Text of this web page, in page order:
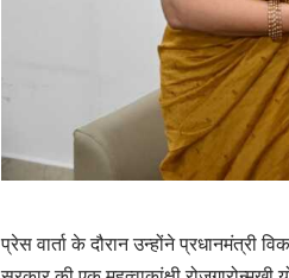
प्रेस वार्ता के दौरान उन्होंने प्रधानमंत्री